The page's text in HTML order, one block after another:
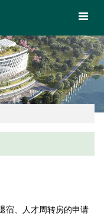
宿、人才周转房的申请